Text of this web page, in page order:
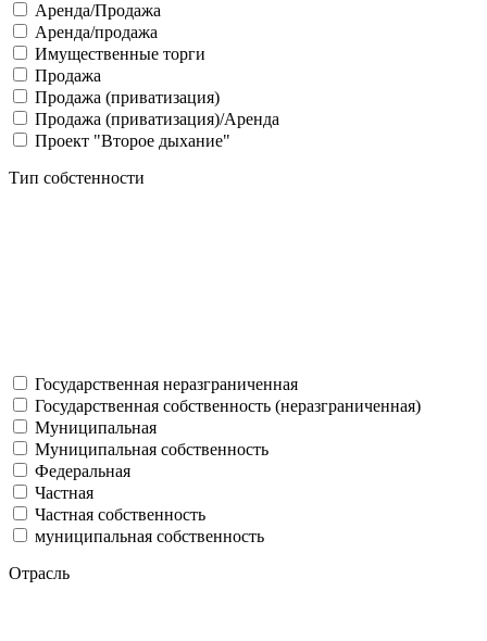
Аренда/Продажа
Аренда/продажа
Имущественные торги
Продажа
Продажа (приватизация)
Продажа (приватизация)/Аренда
Проект "Второе дыхание"
Тип собстенности
Государственная неразграниченная
Государственная собственность (неразграниченная)
Муниципальная
Муниципальная собственность
Федеральная
Частная
Частная собственность
муниципальная собственность
Отрасль